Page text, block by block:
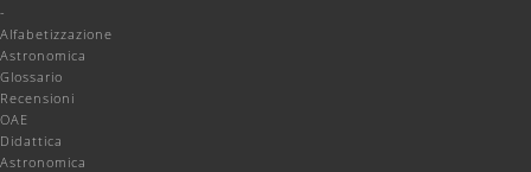
-
Alfabetizzazione
Astronomica
Glossario
Recensioni
OAE
Didattica
Astronomica